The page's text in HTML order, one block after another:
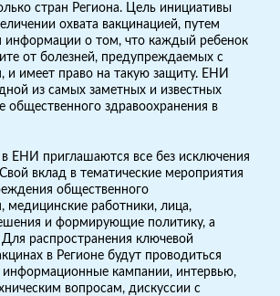
стран Региона. Цель инициативы
охвата вакцинацией, путем
информации о том, что каждый ребенок
от болезней, предупреждаемых с
и имеет право на такую защиту. ЕНИ
из самых заметных и известных
общественного здравоохранения в
в ЕНИ приглашаются все без исключения
вклад в тематические мероприятия
общественного
медицинские работники, лица,
и формирующие политику, а
распространения ключевой
в Регионе будут проводиться
информационные кампании, интервью,
вопросам, дискуссии с